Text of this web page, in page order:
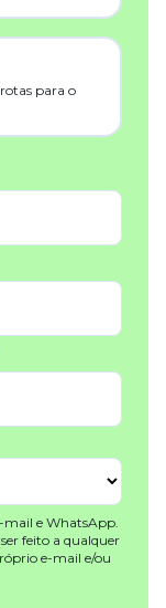
para o
mail e WhatsApp.
feito a qualquer
e-mail e/ou